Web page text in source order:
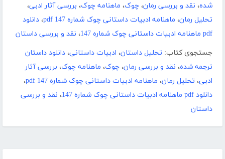
شده، نقد و بررسی رمان، چوک، ماهنامه چوک، بررسی آثار ادبی،
تحلیل رمان، ماهنامه ادبیات داستانی چوک شماره 147 pdf ، دانلود
pdf ماهنامه ادبیات داستانی چوک شماره 147
، نقد و بررسی داستان
جستجوی کتاب: تحلیل داستان، ادبیات داستانی، دانلود داستان
ترجمه شده، نقد و بررسی رمان، چوک، ماهنامه چوک، بررسی آثار
ادبی، تحلیل رمان، ماهنامه ادبیات داستانی چوک شماره 147 pdf
،
دانلود pdf ماهنامه ادبیات داستانی چوک شماره 147
، نقد و بررسی
داستان